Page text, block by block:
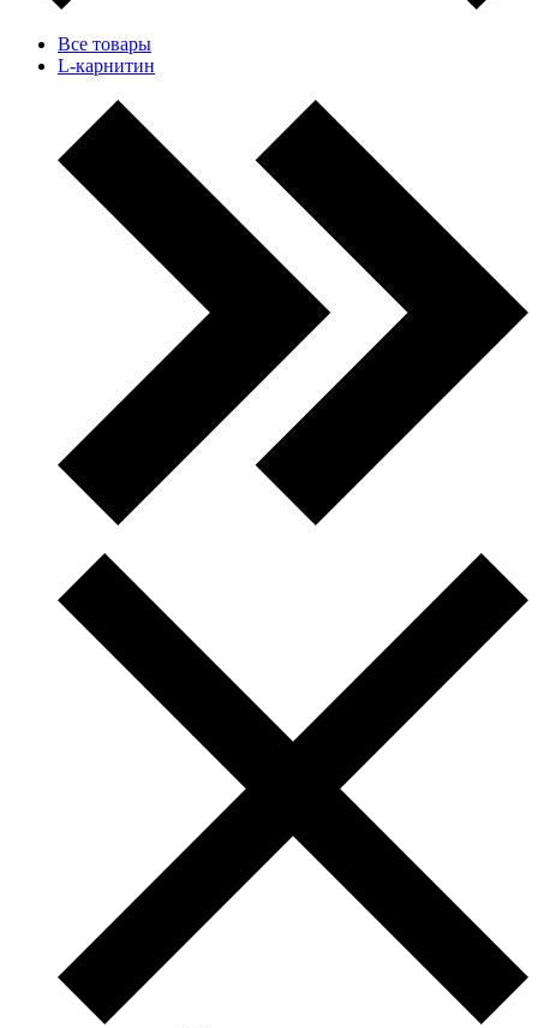
Все товары
L-карнитин